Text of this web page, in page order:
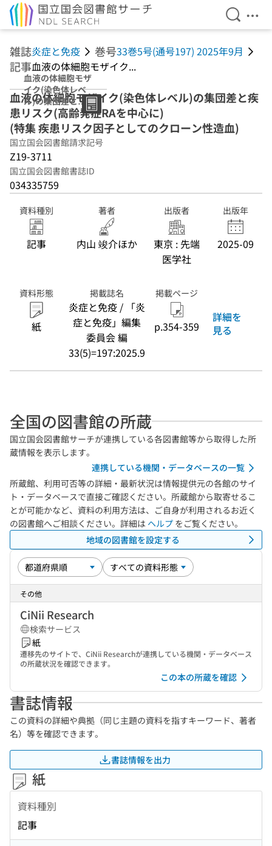
検索を
メ
雑誌炎症と免疫 巻号33巻5号(通号197) 2025年9月
記事血液の体細胞モザイク...
血液の体細胞モザ
イク(染色体レベ
ル)の集団差と疾
患リスク(高齢発
症RAを中心に)
(特集 疾患リスク
因子としてのクロ
ーン性造血)
血液の体細胞モザイク(染色体レベル)の集団差と疾
患リスク(高齢発症RAを中心に)
(特集 疾患リスク因子としてのクローン性造血)
国立国会図書館請求記号
Z19-3711
国立国会図書館書誌ID
034335759
資料種別
記事
著者
内山 竣介ほか
出版者
東京 : 先端
医学社
出版年
2025-09
資料形態
紙
掲載誌名
炎症と免疫 / 「炎
症と免疫」編集
委員会 編
33(5)=197:2025.9
掲載ページ
p.354-359
詳細を
見る
全国の図書館の所蔵
国立国会図書館サーチが連携している各図書館等から取得した所
蔵情報を表示します。
連携している機関・データベースの一覧
所蔵館、利用可否等の詳細・最新状況は情報提供元の各館のサイ
ト・データベースで直接ご確認ください。所蔵館から取寄せるこ
とが可能かなど、資料の利用方法は、ご自身が利用されるお近く
の図書館へご相談ください。詳細は ヘルプ をご覧ください。
地域の図書館を設定する
その他
CiNii Research
検索サービス
紙
遷移先のサイトで、CiNii Researchが連携している機関・データベース
の所蔵状況を確認できます。
この本の所蔵を確認
書誌情報
この資料の詳細や典拠（同じ主題の資料を指すキーワード、著者
名）等を確認できます。
書誌情報を出力
紙
資料種別
記事